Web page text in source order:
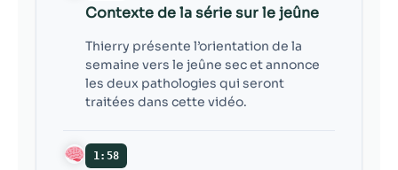
Contexte de la série sur le jeûne
Thierry présente l’orientation de la
semaine vers le jeûne sec et annonce
les deux pathologies qui seront
traitées dans cette vidéo.
1:58